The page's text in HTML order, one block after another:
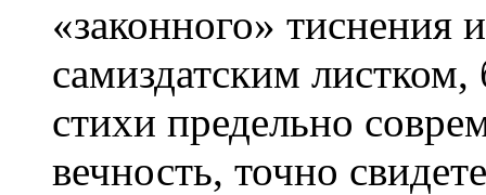
«законного»
самиздатским
стихи предельно
вечность, точно